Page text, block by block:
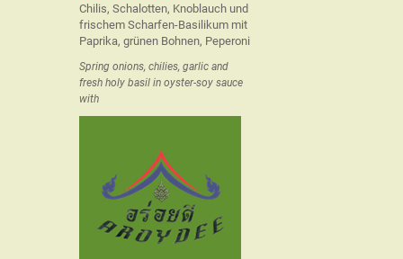
Chilis, Schalotten, Knoblauch und
frischem Scharfen-Basilikum mit
Paprika, grünen Bohnen, Peperoni
Spring onions, chilies, garlic and
fresh holy basil in oyster-soy sauce
with